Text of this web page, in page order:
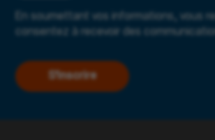
En soumettant vos informations, vous
consentez à recevoir des
S'inscrire